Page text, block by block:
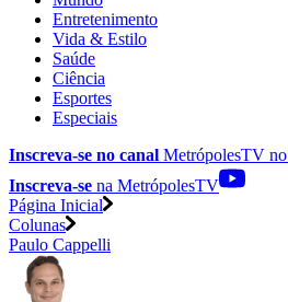
Entretenimento
Vida & Estilo
Saúde
Ciência
Esportes
Especiais
Inscreva-se no canal MetrópolesTV no
Inscreva-se na MetrópolesTV
Página Inicial
Colunas
Paulo Cappelli